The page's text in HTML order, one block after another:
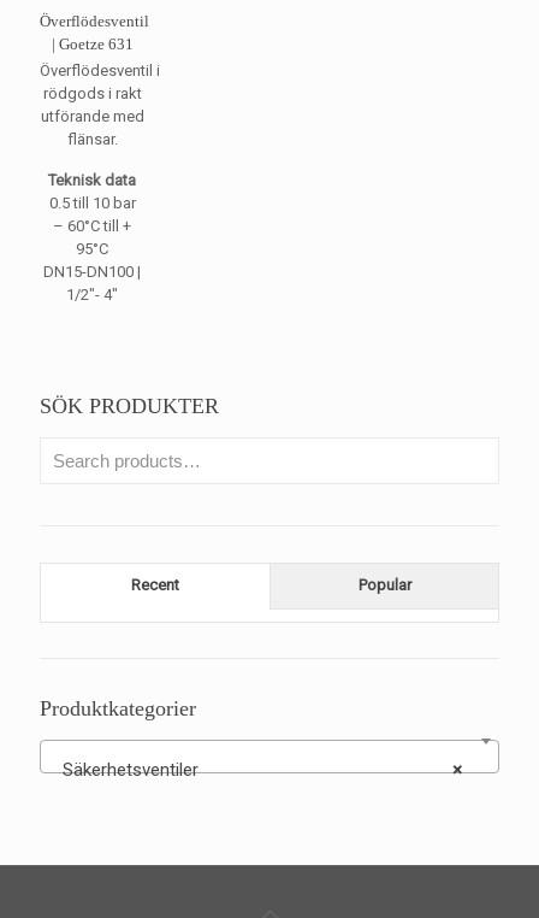
Överflödesventil
| Goetze 631
Överflödesventil i
rödgods i rakt
utförande med
flänsar.
Teknisk data
0.5 till 10 bar
– 60°C till +
95°C
DN15-DN100 |
1/2″- 4″
SÖK PRODUKTER
Recent Popular
Produktkategorier
×
Säkerhetsventiler